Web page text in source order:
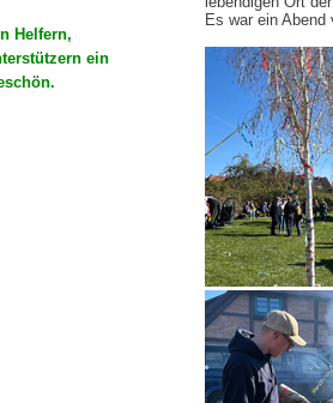
Helfern,
ein
Es war ein